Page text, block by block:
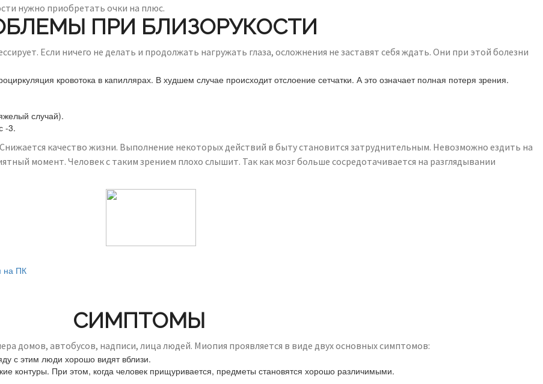
нужно приобретать очки на плюс.
ПРИ БЛИЗОРУКОСТИ
Если ничего не делать и продолжать нагружать глаза, осложнения не заставят себя ждать. Они при этой болезни
кровотока в капиллярах. В худшем случае происходит отслоение сетчатки. А это означает полная потеря зрения.
случай).
-3.
качество жизни. Выполнение некоторых действий в быту становится затруднительным. Невозможно ездить на
момент. Человек с таким зрением плохо слышит. Так как мозг больше сосредотачивается на разглядывании
на ПК
СИМПТОМЫ
домов, автобусов, надписи, лица людей. Миопия проявляется в виде двух основных симптомов:
с этим люди хорошо видят вблизи.
контуры. При этом, когда человек прищуривается, предметы становятся хорошо различимыми.